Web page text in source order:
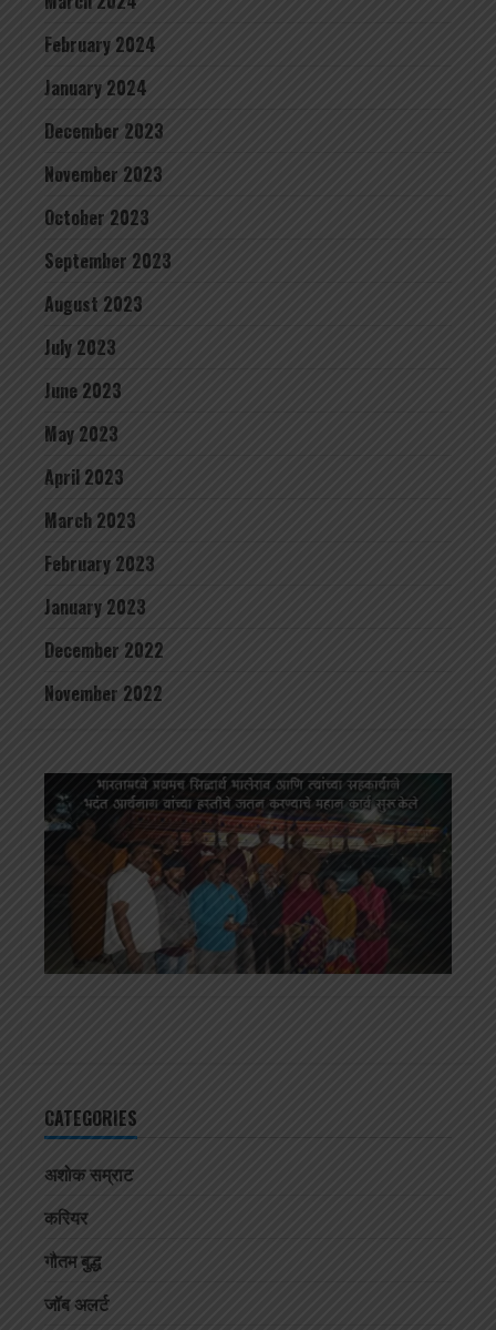
February 2024
January 2024
December 2023
November 2023
October 2023
September 2023
August 2023
July 2023
June 2023
May 2023
April 2023
March 2023
February 2023
January 2023
December 2022
November 2022
CATEGORIES
अशोक सम्राट
करियर
गौतम बुद्ध
जॉब अलर्ट